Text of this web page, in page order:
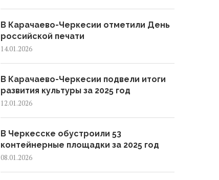
В Карачаево-Черкесии отметили День
российской печати
14.01.2026
В Карачаево-Черкесии подвели итоги
развития культуры за 2025 год
12.01.2026
В Черкесске обустроили 53
контейнерные площадки за 2025 год
08.01.2026